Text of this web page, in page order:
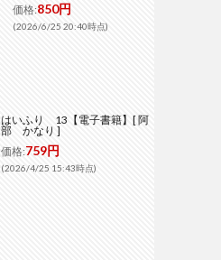
価格:850円
(2026/6/25 20:40時点)
はいふり 13【電子書籍】[ 阿
部 かなり ]
価格:759円
(2026/4/25 15:43時点)